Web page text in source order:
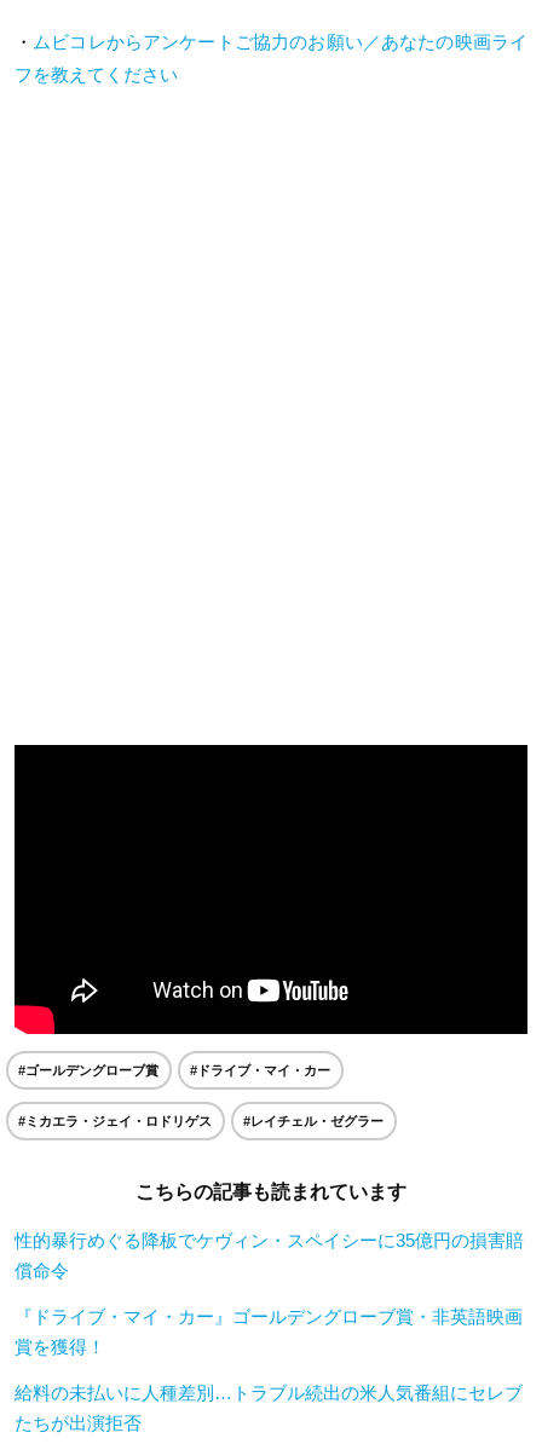
・ ムビコレからアンケートご協力のお願い／あなたの映画ライ
フを教えてください
#ゴールデングローブ賞 #ドライブ・マイ・カー
#ミカエラ・ジェイ・ロドリゲス #レイチェル・ゼグラー
こちらの記事も読まれています
性的暴行めぐる降板でケヴィン・スペイシーに35億円の損害賠
償命令
『ドライブ・マイ・カー』ゴールデングローブ賞・非英語映画
賞を獲得！
給料の未払いに人種差別…トラブル続出の米人気番組にセレブ
たちが出演拒否